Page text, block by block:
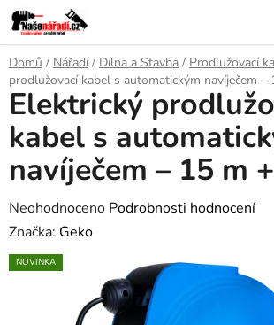
Přejít
na
obsah
Domů / Nářadí / Dílna a Stavba / Prodlužovací
prodlužovací kabel s automatickým navíječem –
Elektrický
kabel s
navíječem – 15 m
Průměrné
hodnocení
produktu
Neohodnoceno Podrobnosti hodnocení
Značka: Geko
NOVINKA